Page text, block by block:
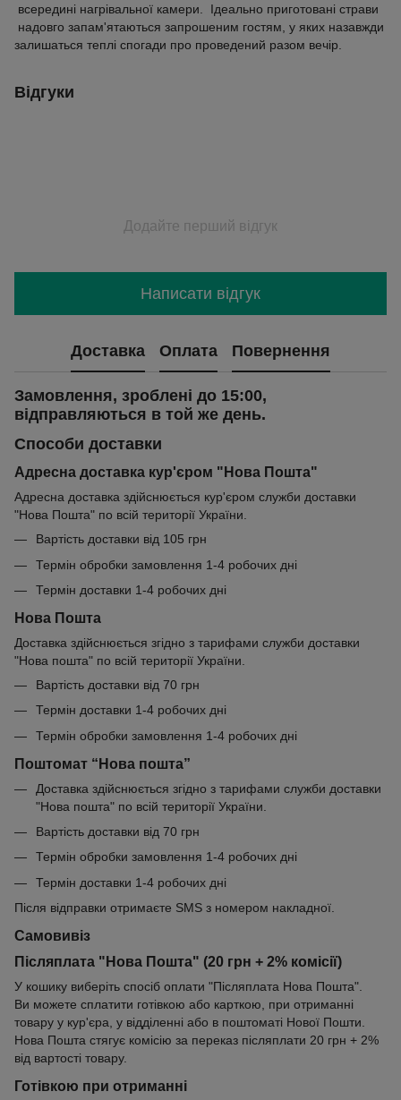
всередині нагрівальної камери. Ідеально приготовані страви
надовго запам'ятаються запрошеним гостям, у яких назавжди
залишаться теплі спогади про проведений разом вечір.
Відгуки
Додайте перший відгук
Написати відгук
Доставка Оплата Повернення
Замовлення, зроблені до 15:00,
відправляються в той же день.
Способи доставки
Адресна доставка кур'єром "Нова Пошта"
Адресна доставка здійснюється кур'єром служби доставки
"Нова Пошта" по всій території України.
Вартість доставки від 105 грн
Термін обробки замовлення 1-4 робочих дні
Термін доставки 1-4 робочих дні
Нова Пошта
Доставка здійснюється згідно з тарифами служби доставки
"Нова пошта" по всій території України.
Вартість доставки від 70 грн
Термін доставки 1-4 робочих дні
Термін обробки замовлення 1-4 робочих дні
Поштомат “Нова пошта”
Доставка здійснюється згідно з тарифами служби доставки
"Нова пошта" по всій території України.
Вартість доставки від 70 грн
Термін обробки замовлення 1-4 робочих дні
Термін доставки 1-4 робочих дні
Після відправки отримаєте SMS з номером накладної.
Самовивіз
Післяплата "Нова Пошта" (20 грн + 2% комісії)
У кошику виберіть спосіб оплати "Післяплата Нова Пошта".
Ви можете сплатити готівкою або карткою, при отриманні
товару у кур'єра, у відділенні або в поштоматі Нової Пошти.
Нова Пошта стягує комісію за переказ післяплати 20 грн + 2%
від вартості товару.
Готівкою при отриманні